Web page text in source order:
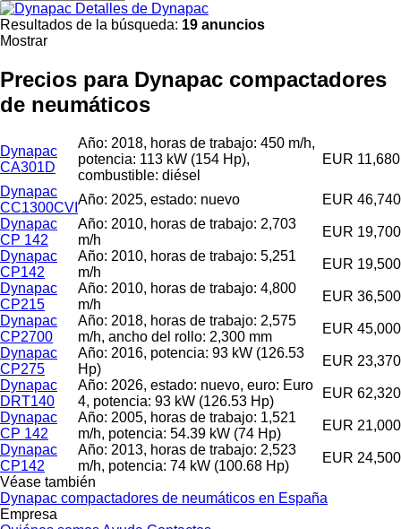
Detalles de Dynapac
Resultados de la búsqueda: 19 anuncios
Mostrar
Precios para Dynapac compactadores
de neumáticos
Dynapac
CA301D
Año: 2018, horas de trabajo: 450 m/h,
potencia: 113 kW (154 Hp),
combustible: diésel
EUR 11,680
Dynapac
CC1300CVI
Año: 2025, estado: nuevo
EUR 46,740
Dynapac
CP 142
Año: 2010, horas de trabajo: 2,703
m/h
EUR 19,700
Dynapac
CP142
Año: 2010, horas de trabajo: 5,251
m/h
EUR 19,500
Dynapac
CP215
Año: 2010, horas de trabajo: 4,800
m/h
EUR 36,500
Dynapac
CP2700
Año: 2018, horas de trabajo: 2,575
m/h, ancho del rollo: 2,300 mm
EUR 45,000
Dynapac
CP275
Año: 2016, potencia: 93 kW (126.53
Hp)
EUR 23,370
Dynapac
DRT140
Año: 2026, estado: nuevo, euro: Euro
4, potencia: 93 kW (126.53 Hp)
EUR 62,320
Dynapac
CP 142
Año: 2005, horas de trabajo: 1,521
m/h, potencia: 54.39 kW (74 Hp)
EUR 21,000
Dynapac
CP142
Año: 2013, horas de trabajo: 2,523
m/h, potencia: 74 kW (100.68 Hp)
EUR 24,500
Véase también
Dynapac compactadores de neumáticos en España
Empresa